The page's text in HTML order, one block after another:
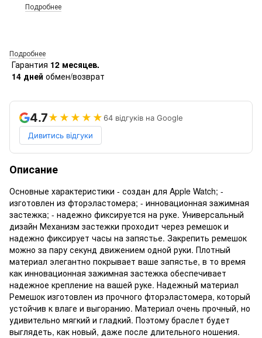
Подробнее
Подробнее
Гарантия 12 месяцев.
14 дней обмен/возврат
4.7★★★★★64 відгуків на Google
Дивитись відгуки
Описание
Основные характеристики - создан для Apple Watch; -
изготовлен из фторэластомера; - инновационная зажимная
застежка; - надежно фиксируется на руке. Универсальный
дизайн Механизм застежки проходит через ремешок и
надежно фиксирует часы на запястье. Закрепить ремешок
можно за пару секунд движением одной руки. Плотный
материал элегантно покрывает ваше запястье, в то время
как инновационная зажимная застежка обеспечивает
надежное крепление на вашей руке. Надежный материал
Ремешок изготовлен из прочного фторэластомера, который
устойчив к влаге и выгоранию. Материал очень прочный, но
удивительно мягкий и гладкий. Поэтому браслет будет
выглядеть, как новый, даже после длительного ношения.